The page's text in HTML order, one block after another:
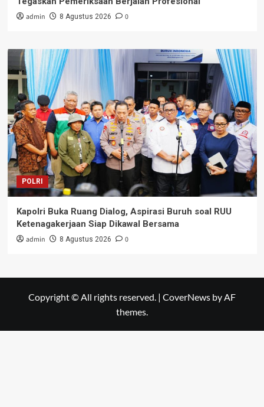
admin 8 Agustus 2026 0
POLRI
Kapolri Buka Ruang Dialog, Aspirasi Buruh soal RUU
Ketenagakerjaan Siap Dikawal Bersama
admin 8 Agustus 2026 0
Copyright © All rights reserved. | CoverNews by AF
themes.